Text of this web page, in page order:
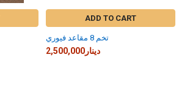
ADD TO CART
تخم 8 مقاعد فيوري
2,500,000دينار